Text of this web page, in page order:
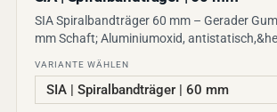
SIA Spiralbandträger 60 mm – Gerader
mm Schaft; Aluminiumoxid,
VARIANTE WÄHLEN